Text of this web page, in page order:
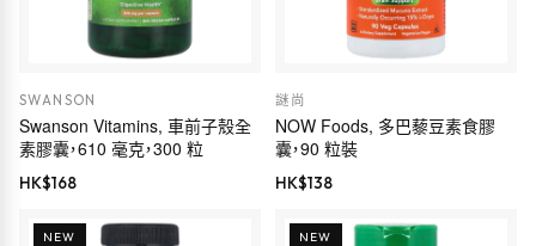
SWANSON
Swanson Vitamins, 車前子殼全
素膠囊，610 毫克，300 粒
HK$168
謎尚
NOW Foods, 多巴藜豆素食膠
囊，90 粒裝
HK$138
NEW NEW